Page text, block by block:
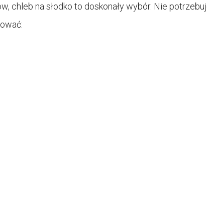
chleb na słodko to doskonały wybór. Nie